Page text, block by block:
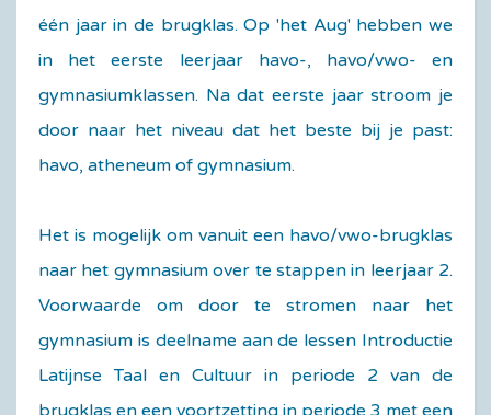
één jaar in de brugklas. Op 'het Aug' hebben we
in het eerste leerjaar havo-, havo/vwo- en
gymnasiumklassen. Na dat eerste jaar stroom je
door naar het niveau dat het beste bij je past:
havo, atheneum of gymnasium.
Het is mogelijk om vanuit een havo/vwo-brugklas
naar het gymnasium over te stappen in leerjaar 2.
Voorwaarde om door te stromen naar het
gymnasium is deelname aan de lessen Introductie
Latijnse Taal en Cultuur in periode 2 van de
brugklas en een voortzetting in periode 3 met een